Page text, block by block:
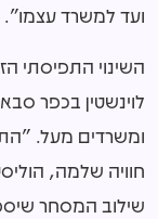
ועד למשרד עצמו".
השינוי התפיסתי
ומשרדים מעל.
חוויה שלמה,
שילוב המסחר